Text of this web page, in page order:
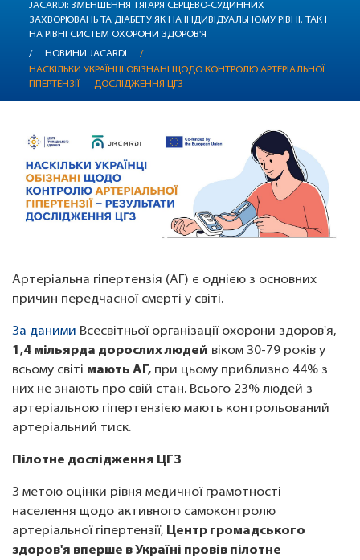
JACARDI: ЗМЕНШЕННЯ ТЯГАРЯ СЕРЦЕВО-СУДИННИХ
ЗАХВОРЮВАНЬ ТА ДІАБЕТУ ЯК НА ІНДИВІДУАЛЬНОМУ РІВНІ, ТАК І
НА РІВНІ СИСТЕМ ОХОРОНИ ЗДОРОВ'Я
/
НОВИНИ JACARDI
/
НАСКІЛЬКИ УКРАЇНЦІ ОБІЗНАНІ ЩОДО КОНТРОЛЮ АРТЕРІАЛЬНОЇ
ГІПЕРТЕНЗІЇ — ДОСЛІДЖЕННЯ ЦГЗ
Артеріальна гіпертензія (АГ) є однією з основних
причин передчасної смерті у світі.
За даними Всесвітньої організації охорони здоров'я,
1,4 мільярда дорослих людей віком 30-79 років у
всьому світі мають АГ, при цьому приблизно 44% з
них не знають про свій стан. Всього 23% людей з
артеріальною гіпертензією мають контрольований
артеріальний тиск.
Пілотне дослідження ЦГЗ
З метою оцінки рівня медичної грамотності
населення щодо активного самоконтролю
артеріальної гіпертензії, Центр громадського
здоров'я вперше в Україні провів пілотне